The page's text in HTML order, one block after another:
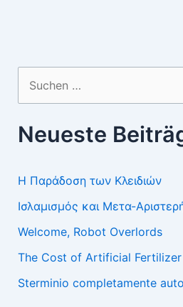
Suchen
nach:
Neueste
Η Παράδοση των Κλειδιών
Ισλαμισμός και Μετα-
Welcome, Robot Overlords
The Cost of Artificial Fertilizer
Sterminio completamente